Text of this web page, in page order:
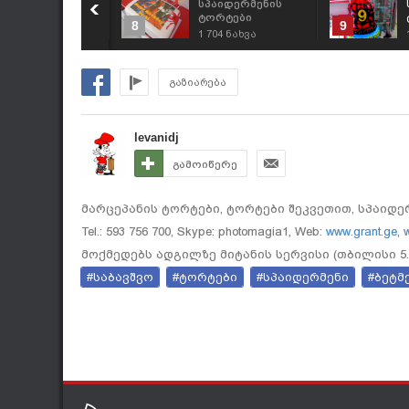
8
სპაიდერმენის
ტორტები
გამოწერით,
1 704 ნახვა
9
გაზიარება
levanidj
გამოიწერე
მარცეპანის ტორტები, ტორტები შეკვეთით, სპაიდერ
Tel.: 593 756 700, Skype: photomagia1, Web: www.grant.ge,
მოქმედებს ადგილზე მიტანის სერვისი (თბილისი
#საბავშვო
#ტორტები #სპაიდერმენი